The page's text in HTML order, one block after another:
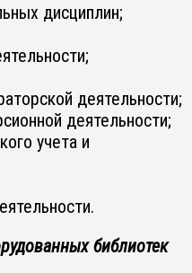
дисциплин;
деятельности;
деятельности;
учета и
библиотек